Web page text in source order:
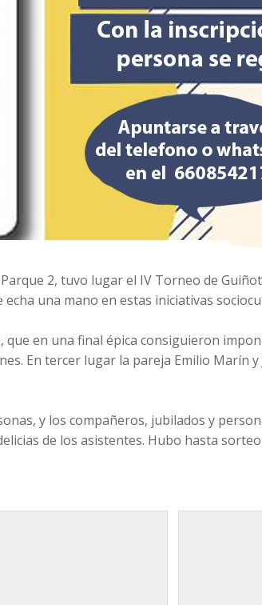
2, tuvo lugar el IV Torneo de
una mano en estas iniciativas
en una final épica consiguieron
En tercer lugar la pareja Emilio Marín
y los compañeros, jubilados y
de los asistentes. Hubo hasta